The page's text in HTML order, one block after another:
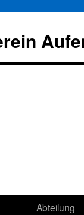
Abteilung